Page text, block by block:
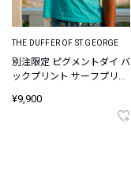
THE DUFFER OF ST.GEORGE
別注限定 ピグメントダイ バ
ックプリント サーフプリン
¥9,900